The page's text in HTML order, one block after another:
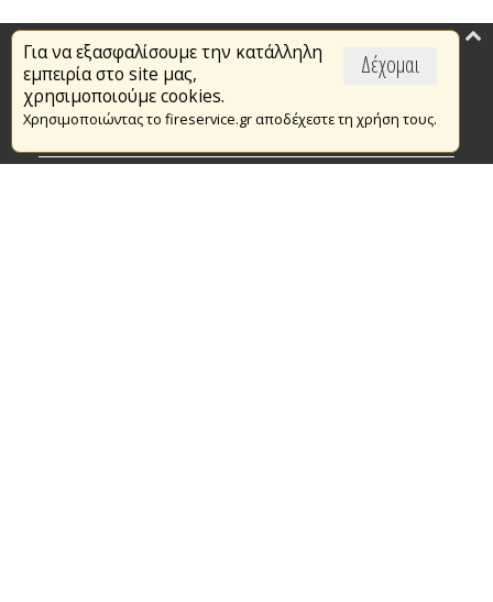
Δέχομαι
Για να εξασφαλίσουμε την κατάλληλη
εμπειρία στο site μας,
χρησιμοποιούμε cookies.
Χρησιμοποιώντας το fireservice.gr αποδέχεστε τη χρήση τους.
Επικαιρότητα
Το Πυροσβεστικό Σώμα